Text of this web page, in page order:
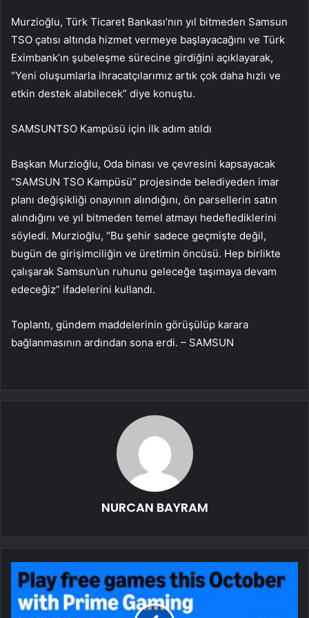
Murzioğlu, Türk Ticaret Bankası’nın yıl bitmeden Samsun
TSO çatısı altında hizmet vermeye başlayacağını ve Türk
Eximbank’ın şubeleşme sürecine girdiğini açıklayarak,
“Yeni oluşumlarla ihracatçılarımız artık çok daha hızlı ve
etkin destek alabilecek” diye konuştu.
SAMSUNTSO Kampüsü için ilk adım atıldı
Başkan Murzioğlu, Oda binası ve çevresini kapsayacak
“SAMSUN TSO Kampüsü” projesinde belediyeden imar
planı değişikliği onayının alındığını, ön parsellerin satın
alındığını ve yıl bitmeden temel atmayı hedeflediklerini
söyledi. Murzioğlu, “Bu şehir sadece geçmişte değil,
bugün de girişimciliğin ve üretimin öncüsü. Hep birlikte
çalışarak Samsun’un ruhunu geleceğe taşımaya devam
edeceğiz” ifadelerini kullandı.
Toplantı, gündem maddelerinin görüşülüp karara
bağlanmasının ardından sona erdi. – SAMSUN
NURCAN BAYRAM